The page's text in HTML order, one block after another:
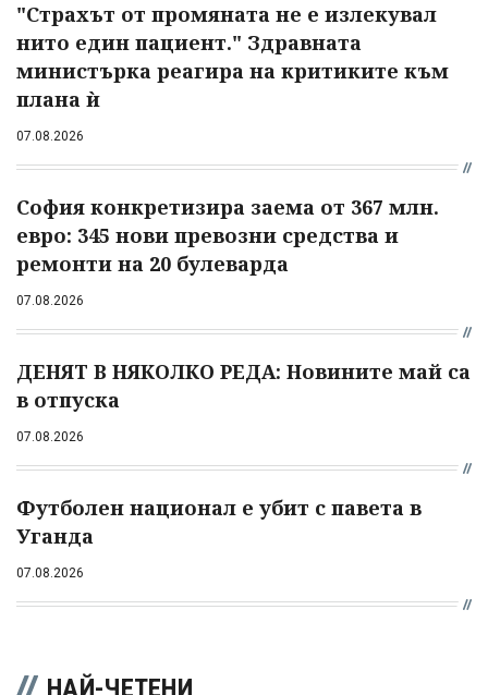
"Страхът от промяната не е излекувал
нито един пациент." Здравната
министърка реагира на критиките към
плана ѝ
07.08.2026
София конкретизира заема от 367 млн.
евро: 345 нови превозни средства и
ремонти на 20 булеварда
07.08.2026
ДЕНЯТ В НЯКОЛКО РЕДА: Новините май са
в отпуска
07.08.2026
Футболен национал е убит с павета в
Уганда
07.08.2026
НАЙ-ЧЕТЕНИ